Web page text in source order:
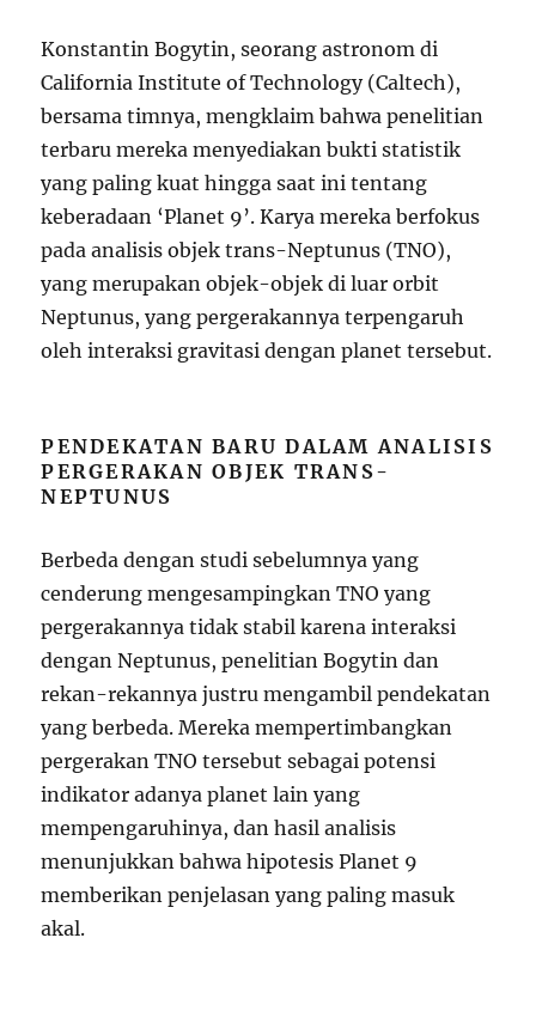
Konstantin Bogytin, seorang astronom di
California Institute of Technology (Caltech),
bersama timnya, mengklaim bahwa penelitian
terbaru mereka menyediakan bukti statistik
yang paling kuat hingga saat ini tentang
keberadaan ‘Planet 9’. Karya mereka berfokus
pada analisis objek trans-Neptunus (TNO),
yang merupakan objek-objek di luar orbit
Neptunus, yang pergerakannya terpengaruh
oleh interaksi gravitasi dengan planet tersebut.
PENDEKATAN BARU DALAM ANALISIS
PERGERAKAN OBJEK TRANS-
NEPTUNUS
Berbeda dengan studi sebelumnya yang
cenderung mengesampingkan TNO yang
pergerakannya tidak stabil karena interaksi
dengan Neptunus, penelitian Bogytin dan
rekan-rekannya justru mengambil pendekatan
yang berbeda. Mereka mempertimbangkan
pergerakan TNO tersebut sebagai potensi
indikator adanya planet lain yang
mempengaruhinya, dan hasil analisis
menunjukkan bahwa hipotesis Planet 9
memberikan penjelasan yang paling masuk
akal.